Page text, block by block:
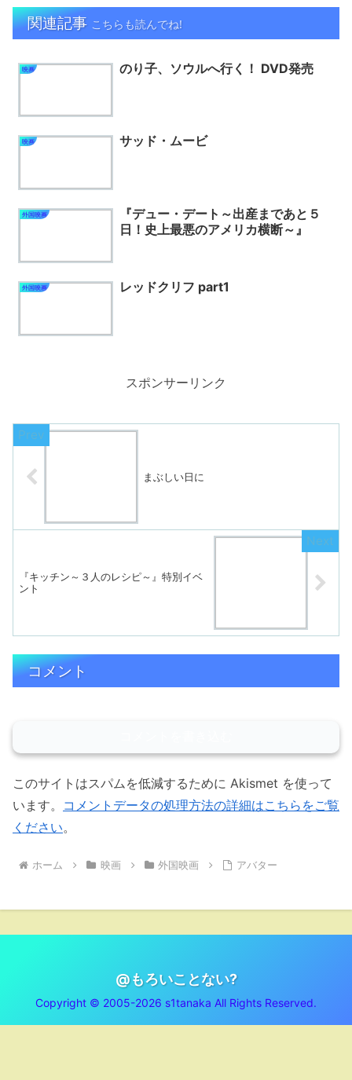
関連記事 こちらも読んでね!
映画 のり子、ソウルへ行く！ DVD発売
映画 サッド・ムービ
外国映画
『デュー・デート～出産まであと５
日！史上最悪のアメリカ横断～』
外国映画 レッドクリフ part1
スポンサーリンク
まぶしい日に
『キッチン～３人のレシピ～』特別イベ
ント
コメント
このサイトはスパムを低減するために Akismet を使って
います。 コメントデータの処理方法の詳細はこちらをご覧
ください。
ホーム 映画 外国映画 アバター
@もろいことない?
Copyright © 2005-2026 s1tanaka All Rights Reserved.